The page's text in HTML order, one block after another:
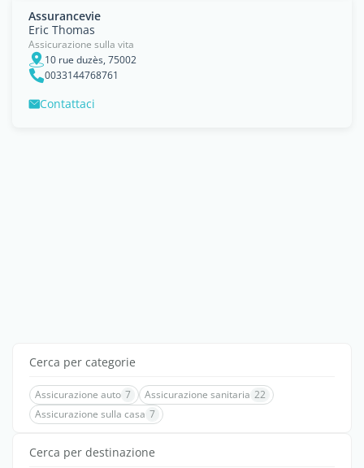
Assurancevie
Eric Thomas
Assicurazione sulla vita
10 rue duzès, 75002
0033144768761
Contattaci
Cerca per categorie
Assicurazione auto 7 Assicurazione sanitaria 22
Assicurazione sulla casa 7
Cerca per destinazione